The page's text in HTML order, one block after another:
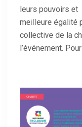
leurs pouvoirs et
meilleure égalité
collective de la
l’événement.